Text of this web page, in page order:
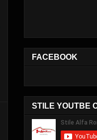
FACEBOOK
STILE YOUTBE